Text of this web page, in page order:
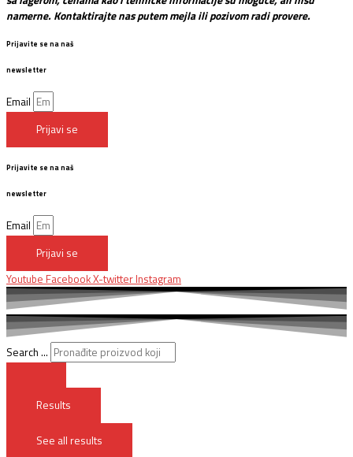
namerne. Kontaktirajte nas putem mejla ili pozivom radi provere.
Prijavite se na naš
newsletter
Email
Prijavi se
Prijavite se na naš
newsletter
Email
Prijavi se
Youtube FacebookX-twitter Instagram
Search ...
Results
See all results